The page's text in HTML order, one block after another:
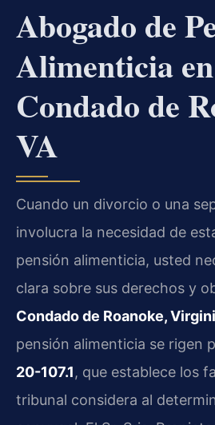
Abogado de
Alimenticia
Condado de
VA
Cuando un divorcio o una
involucra la necesidad de
pensión alimenticia, usted
clara sobre sus derechos y
Condado de Roanoke,
pensión alimenticia se rigen
20-107.1, que establece los
tribunal considera al